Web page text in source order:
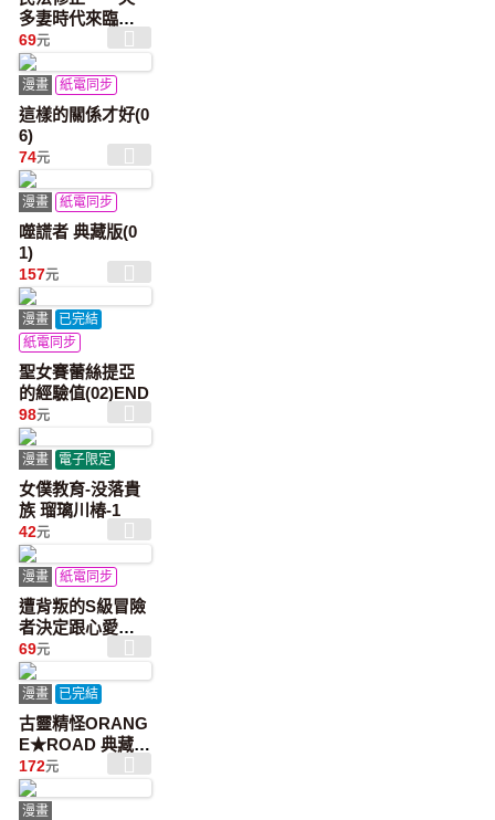
多妻時代來臨～(0
1)
69元
漫畫 紙電同步
這樣的關係才好(0
6)
74元
漫畫 紙電同步
噬謊者 典藏版(0
1)
157元
漫畫
已完結
紙電同步
聖女賽蕾絲提亞
的經驗值(02)END
98元
漫畫 電子限定
女僕教育-没落貴
族 瑠璃川椿-1
42元
漫畫 紙電同步
遭背叛的S級冒險
者決定跟心愛的
奴隸們組成奴隸
後宮公會(06)
69元
漫畫 已完結
古靈精怪ORANG
E★ROAD 典藏版
(01)
172元
漫畫